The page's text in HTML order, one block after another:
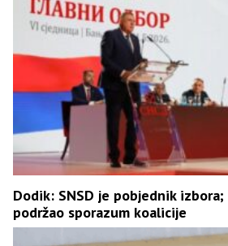
Dodik: SNSD je pobjednik
podržao sporazum koalicije